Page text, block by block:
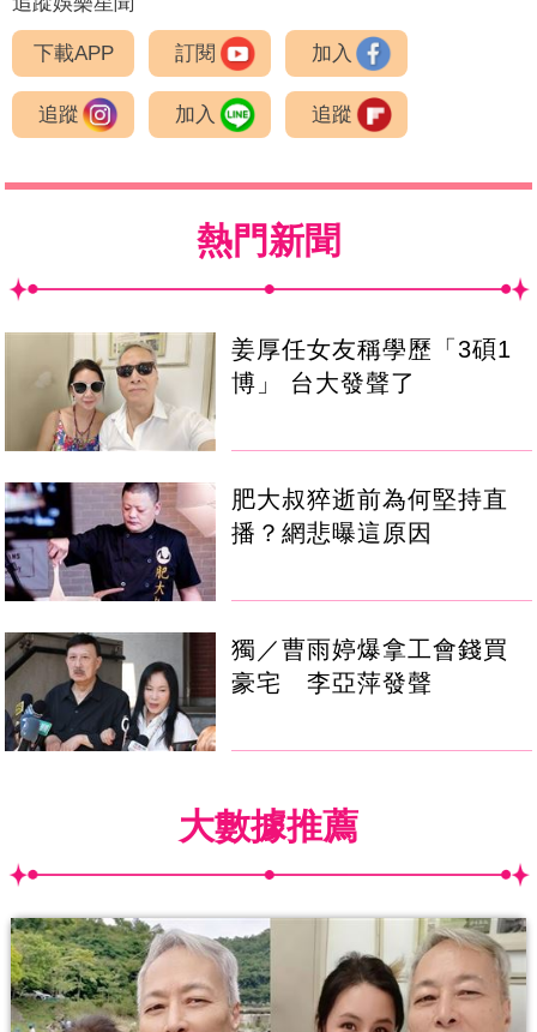
下載APP 訂閱 加入
追蹤 加入 追蹤
熱門新聞
姜厚任女友稱學歷「3碩1
博」 台大發聲了
肥大叔猝逝前為何堅持直
播？網悲曝這原因
獨／曹雨婷爆拿工會錢買
豪宅 李亞萍發聲
大數據推薦